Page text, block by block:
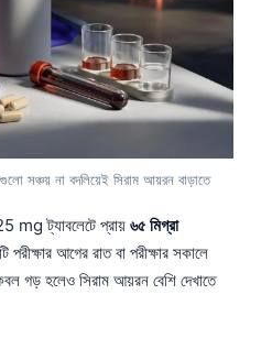
সঞ্চয় না বদলিয়েই সিরাম আয়রন বাড়াতে
mg ট্যাবলেটে প্রায় ৬৫ মিগ্রা
পরীক্ষার আগের রাত বা পরীক্ষার সকালে
গড় হলেও সিরাম আয়রন বেশি দেখাতে